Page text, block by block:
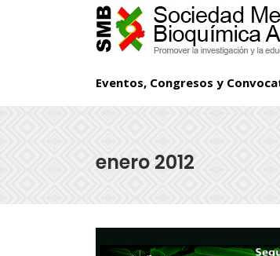
Eventos, Congresos y
enero 2012